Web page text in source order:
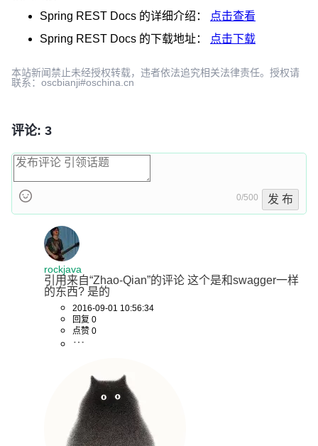
Spring REST Docs 的详细介绍：
点击查看
Spring REST Docs 的下载地址： 点击下载
本站新闻禁止未经授权转载，违者依法追究相关法律责任。授权请
联系：oscbianji#oschina.cn
评论: 3
0/500 发 布
rockjava
引用来自“Zhao-Qian”的评论 这个是和swagger一样
的东西? 是的
2016-09-01 10:56:34
回复 0
点赞 0